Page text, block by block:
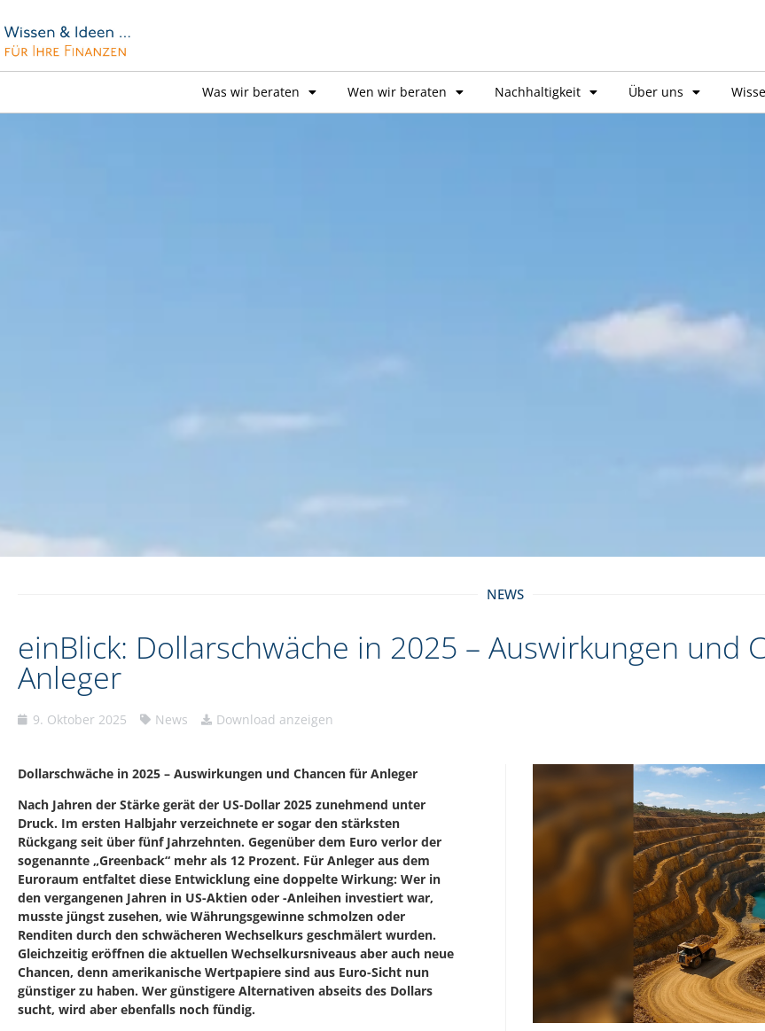
Was wir beraten Wen wir beraten Nachhaltigkeit Über uns
NEWS
einBlick: Dollarschwäche in 2025 – Auswirkungen und
Anleger
9. Oktober 2025 News Download anzeigen
Dollarschwäche in 2025 – Auswirkungen und Chancen für Anleger
Nach Jahren der Stärke gerät der US-Dollar 2025 zunehmend unter
Druck. Im ersten Halbjahr verzeichnete er sogar den stärksten
Rückgang seit über fünf Jahrzehnten. Gegenüber dem Euro verlor der
sogenannte „Greenback“ mehr als 12 Prozent. Für Anleger aus dem
Euroraum entfaltet diese Entwicklung eine doppelte Wirkung: Wer in
den vergangenen Jahren in US-Aktien oder -Anleihen investiert war,
musste jüngst zusehen, wie Währungsgewinne schmolzen oder
Renditen durch den schwächeren Wechselkurs geschmälert wurden.
Gleichzeitig eröffnen die aktuellen Wechselkursniveaus aber auch neue
Chancen, denn amerikanische Wertpapiere sind aus Euro-Sicht nun
günstiger zu haben. Wer günstigere Alternativen abseits des Dollars
sucht, wird aber ebenfalls noch fündig.